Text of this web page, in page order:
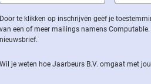
Door te klikken op inschrijven geef je
van een of meer mailings namens
nieuwsbrief.
Wil je weten hoe Jaarbeurs B.V. omgaat met